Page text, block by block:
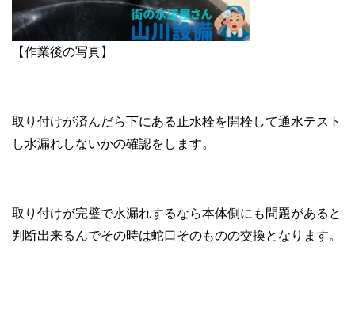
【作業後の写真】
取り付けが済んだら下にある止水栓を開栓して通水テスト
し水漏れしないかの確認をします。
取り付けが完璧で水漏れするなら本体側にも問題があると
判断出来るんでその時は蛇口そのものの交換となります。